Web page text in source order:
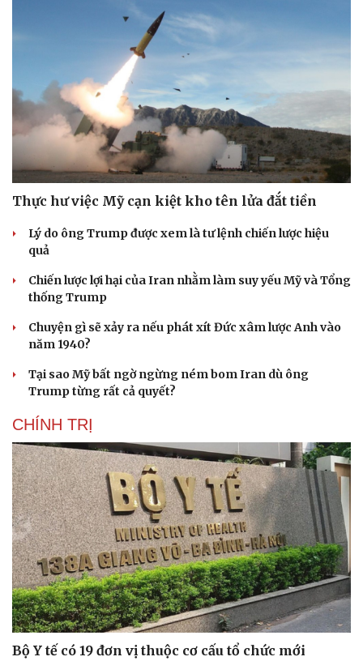
Thực hư việc Mỹ cạn kiệt kho tên lửa đắt tiền
Lý do ông Trump được xem là tư lệnh chiến lược hiệu
quả
Chiến lược lợi hại của Iran nhằm làm suy yếu Mỹ và Tổng
thống Trump
Chuyện gì sẽ xảy ra nếu phát xít Đức xâm lược Anh vào
năm 1940?
Tại sao Mỹ bất ngờ ngừng ném bom Iran dù ông
Trump từng rất cả quyết?
CHÍNH TRỊ
Bộ Y tế có 19 đơn vị thuộc cơ cấu tổ chức mới